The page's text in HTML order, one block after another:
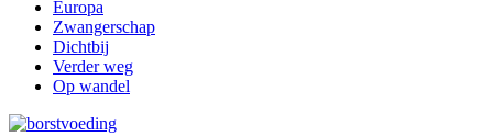
Europa
Zwangerschap
Dichtbij
Verder weg
Op wandel